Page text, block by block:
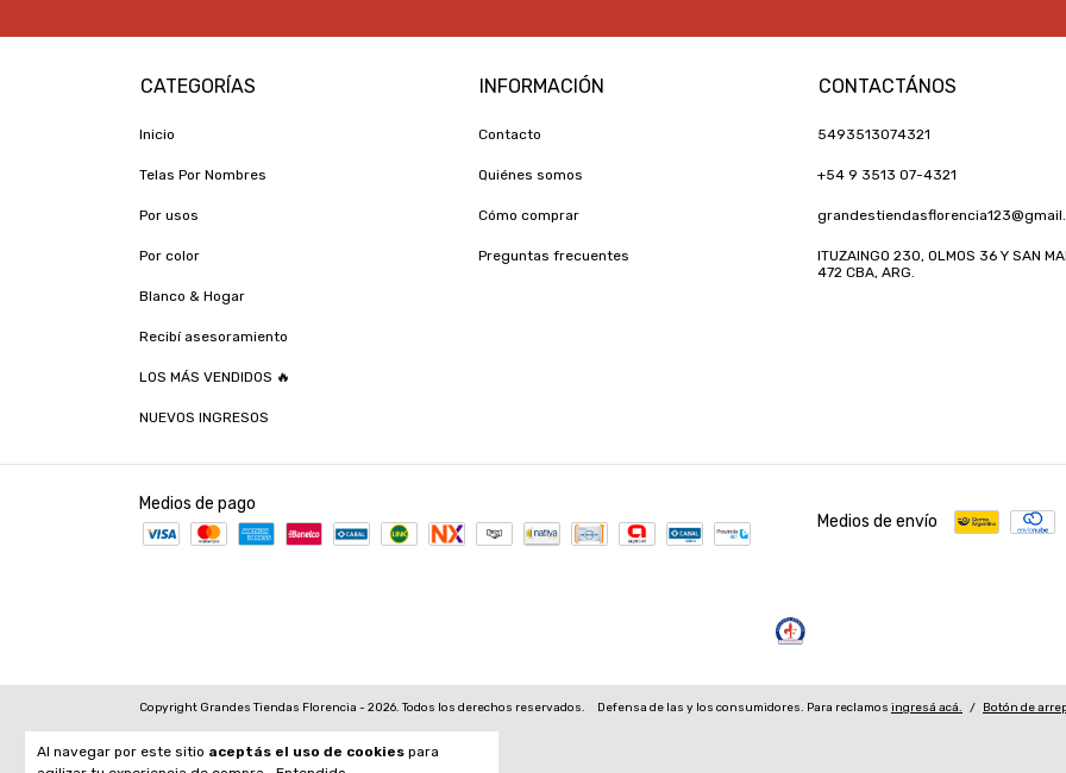
Al navegar por este sitio aceptás el uso de cookies para
CATEGORÍAS
Inicio
Telas Por Nombres
Por usos
Por color
Blanco & Hogar
Recibí asesoramiento
LOS MÁS VENDIDOS 🔥
NUEVOS INGRESOS
INFORMACIÓN
Contacto
Quiénes somos
Cómo comprar
Preguntas frecuentes
CONTACTÁNOS
5493513074321
+54 9 3513 07-4321
ITUZAINGO 230, OLMOS 36 Y SAN
472 CBA, ARG.
Medios de pago
Medios de envío
Copyright Grandes Tiendas Florencia - 2026. Todos los derechos reservados. Defensa de las y los consumidores. Para reclamos ingresá acá. / Botón de